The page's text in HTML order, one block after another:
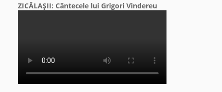
ZICĂLAŞII: Cântecele lui Grigori Vindereu